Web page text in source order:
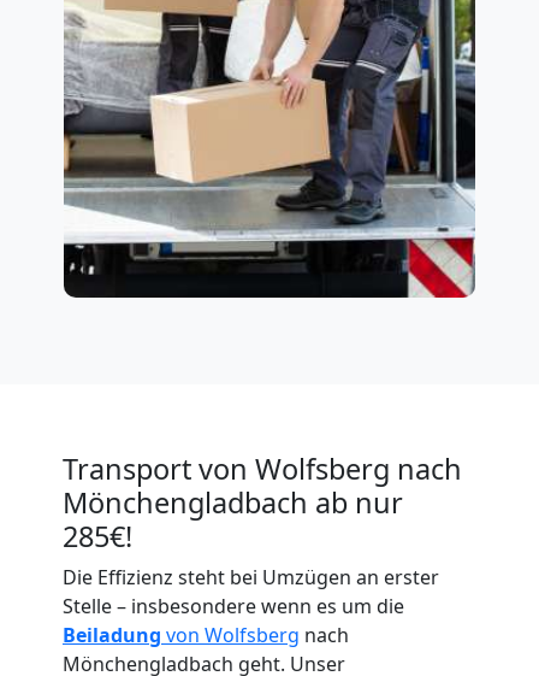
Transport von Wolfsberg nach
Mönchengladbach ab nur
285€!
Die Effizienz steht bei Umzügen an erster
Stelle – insbesondere wenn es um die
Beiladung von Wolfsberg nach
Mönchengladbach geht. Unser